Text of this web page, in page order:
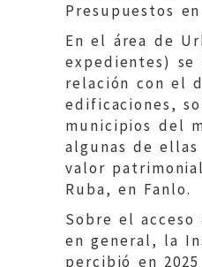
Presupuestos
En el área de
expedientes)
relación con el
edificaciones,
municipios del
algunas de
valor
Ruba, en Fanlo.
Sobre el
en general, la
percibió en